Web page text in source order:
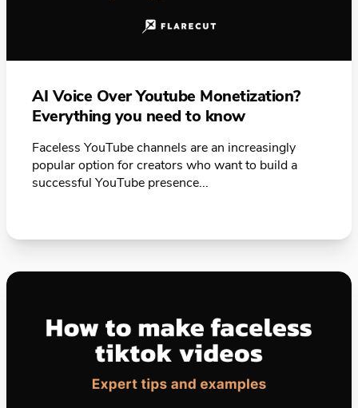
AI Voice Over Youtube Monetization?
Everything you need to know
Faceless YouTube channels are an increasingly
popular option for creators who want to build a
successful YouTube presence...